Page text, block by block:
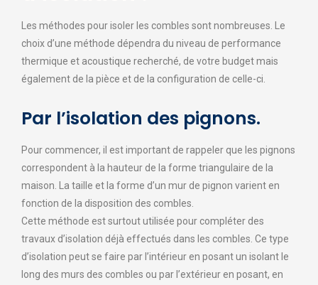
Les méthodes pour isoler les combles sont nombreuses. Le
choix d’une méthode dépendra du niveau de performance
thermique et acoustique recherché, de votre budget mais
également de la pièce et de la configuration de celle-ci.
Par l’isolation des pignons.
Pour commencer, il est important de rappeler que les pignons
correspondent à la hauteur de la forme triangulaire de la
maison. La taille et la forme d’un mur de pignon varient en
fonction de la disposition des combles.
Cette méthode est surtout utilisée pour compléter des
travaux d’isolation déjà effectués dans les combles. Ce type
d’isolation peut se faire par l’intérieur en posant un isolant le
long des murs des combles ou par l’extérieur en posant, en